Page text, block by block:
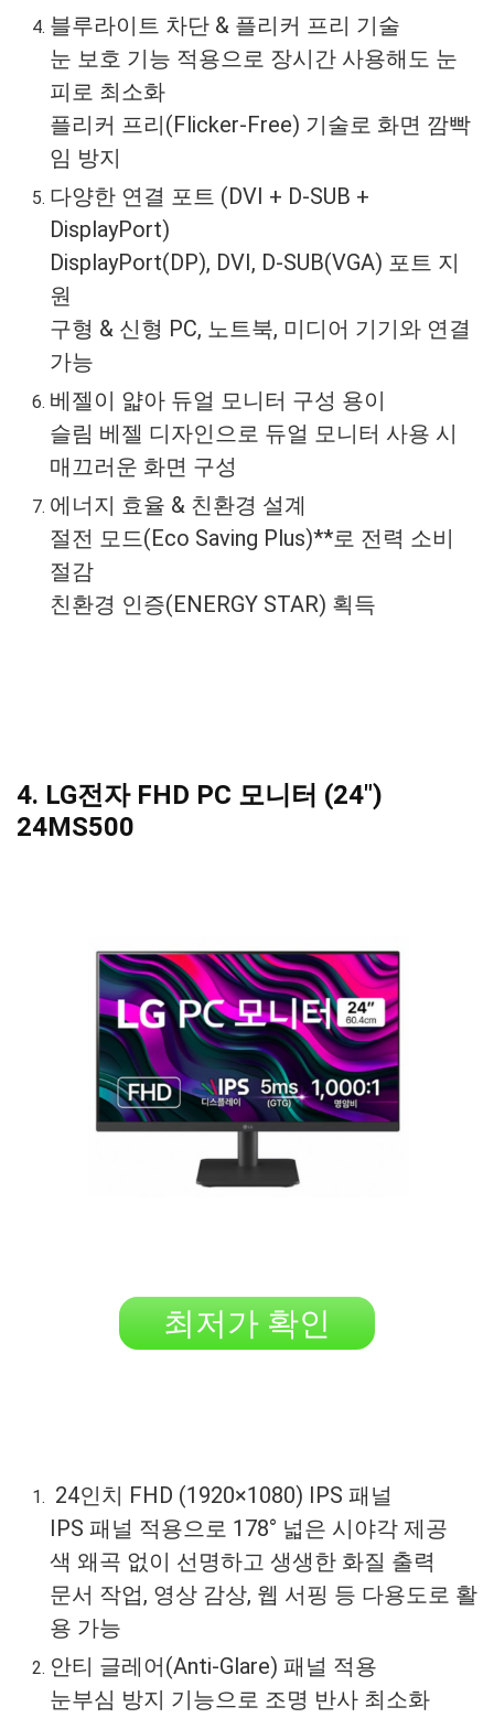
블루라이트 차단 & 플리커 프리 기술
눈 보호 기능 적용으로 장시간 사용해도 눈
피로 최소화
플리커 프리(Flicker-Free) 기술로 화면 깜빡
임 방지
다양한 연결 포트 (DVI + D-SUB +
DisplayPort)
DisplayPort(DP), DVI, D-SUB(VGA) 포트 지
원
구형 & 신형 PC, 노트북, 미디어 기기와 연결
가능
베젤이 얇아 듀얼 모니터 구성 용이
슬림 베젤 디자인으로 듀얼 모니터 사용 시
매끄러운 화면 구성
에너지 효율 & 친환경 설계
절전 모드(Eco Saving Plus)**로 전력 소비
절감
친환경 인증(ENERGY STAR) 획득
4. LG전자 FHD PC 모니터 (24″)
24MS500
최저가 확인
24인치 FHD (1920×1080) IPS 패널
IPS 패널 적용으로 178° 넓은 시야각 제공
색 왜곡 없이 선명하고 생생한 화질 출력
문서 작업, 영상 감상, 웹 서핑 등 다용도로 활
용 가능
안티 글레어(Anti-Glare) 패널 적용
눈부심 방지 기능으로 조명 반사 최소화